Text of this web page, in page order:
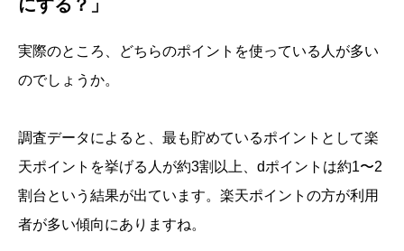
にする？」
実際のところ、どちらのポイントを使っている人が多い
のでしょうか。
調査データによると、最も貯めているポイントとして楽
天ポイントを挙げる人が約3割以上、dポイントは約1〜2
割台という結果が出ています。楽天ポイントの方が利用
者が多い傾向にありますね。